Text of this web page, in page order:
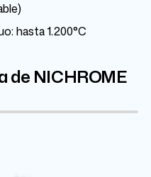
hasta 1.200°C
de NICHROME